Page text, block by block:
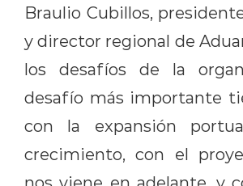
Braulio Cubillos,
y director regional de
los desafíos de la
desafío más importante
con la expansión
crecimiento, con el